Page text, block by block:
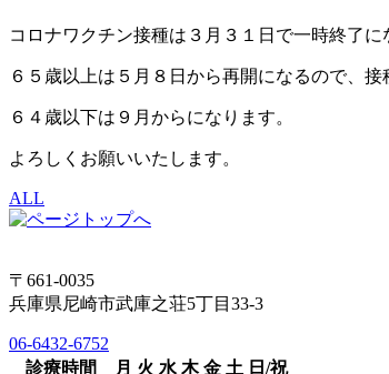
コロナワクチン接種は３月３１日で一時終了に
６５歳以上は５月８日から再開になるので、
６４歳以下は９月からになります。
よろしくお願いいたします。
ALL
〒661-0035
兵庫県尼崎市武庫之荘5丁目33-3
06-6432-6752
診療時間
月 火 水 木 金 土 日/祝